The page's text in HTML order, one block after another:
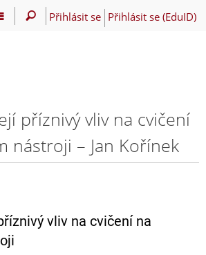
Přihlásit se Přihlásit se (EduID)
příznivý vliv na cvičení
nástroji – Jan Kořínek
vliv na cvičení na